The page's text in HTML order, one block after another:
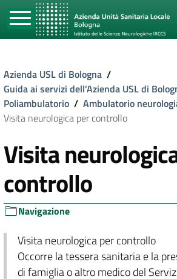
Azienda USL di Bologna /
Guida ai servizi dell'Azienda USL di
Poliambulatorio / Ambulatorio
Visita neurologica per controllo
Visita
controllo
Navigazione
Visita neurologica per controllo
Occorre la tessera sanitaria e la
di famiglia o altro medico del